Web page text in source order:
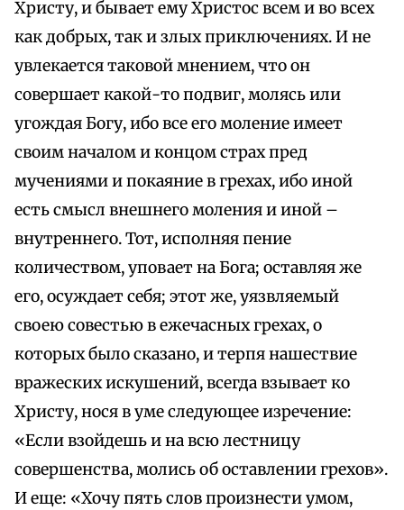
Христу, и бывает ему Христос всем и во всех
как добрых, так и злых приключениях. И не
увлекается таковой мнением, что он
совершает какой-то подвиг, молясь или
угождая Богу, ибо все его моление имеет
своим началом и концом страх пред
мучениями и покаяние в грехах, ибо иной
есть смысл внешнего моления и иной –
внутреннего. Тот, исполняя пение
количеством, уповает на Бога; оставляя же
его, осуждает себя; этот же, уязвляемый
своею совестью в ежечасных грехах, о
которых было сказано, и терпя нашествие
вражеских искушений, всегда взывает ко
Христу, нося в уме следующее изречение:
«Если взойдешь и на всю лестницу
совершенства, молись об оставлении грехов».
И еще: «Хочу пять слов произнести умом,